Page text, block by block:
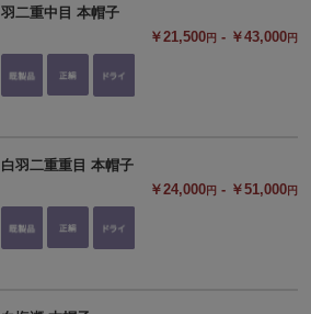
羽二重中目 本帽子
￥21,500円 - ￥43,000円
白羽二重重目 本帽子
￥24,000円 - ￥51,000円